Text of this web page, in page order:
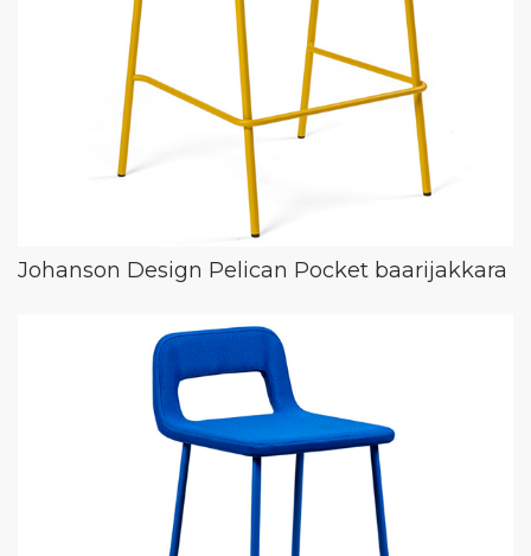
Johanson Design Pelican Pocket baarijakkara